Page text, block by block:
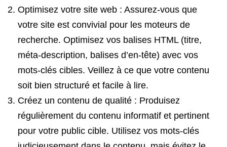
Optimisez votre site web : Assurez-vous que
votre site est convivial pour les moteurs de
recherche. Optimisez vos balises HTML (titre,
méta-description, balises d’en-tête) avec vos
mots-clés cibles. Veillez à ce que votre contenu
soit bien structuré et facile à lire.
Créez un contenu de qualité : Produisez
régulièrement du contenu informatif et pertinent
pour votre public cible. Utilisez vos mots-clés